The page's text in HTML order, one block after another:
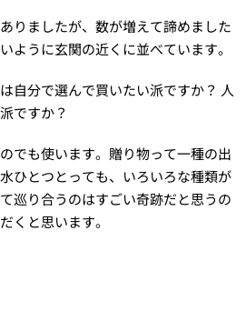
ましたが、数が増えて諦めました
ように玄関の近くに並べています。
分で選んで買いたい派ですか？ 人
ですか？
も使います。贈り物って一種の出
ひとつとっても、いろいろな種類が
巡り合うのはすごい奇跡だと思うの
くと思います。